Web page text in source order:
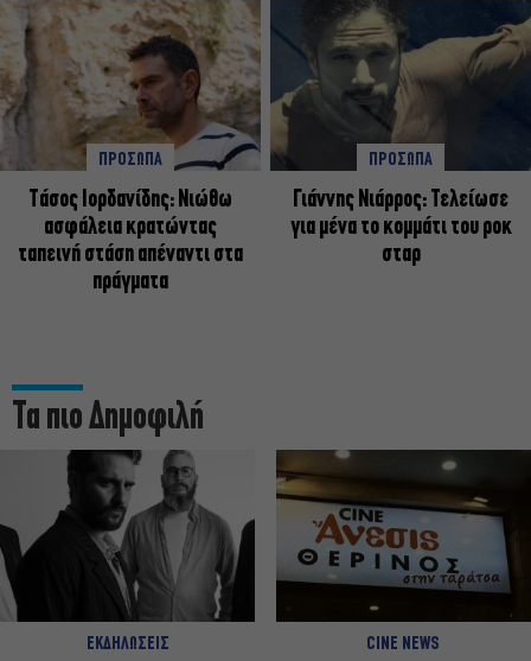
ΠΡΟΣΩΠΑ
Tάσος Ιορδανίδης: Νιώθω
ασφάλεια κρατώντας
ταπεινή στάση απέναντι στα
πράγματα
ΠΡΟΣΩΠΑ
Γιάννης Νιάρρος: Τελείωσε
για μένα το κομμάτι του ροκ
σταρ
Τα πιο Δημοφιλή
ΕΚΔΗΛΩΣΕΙΣ CINE NEWS